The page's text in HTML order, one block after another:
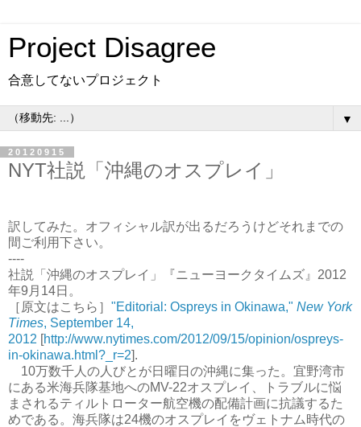
Project Disagree
合意してないプロジェクト
▼
20120915
NYT社説「沖縄のオスプレイ」
訳してみた。オフィシャル訳が出るだろうけどそれまでの
間ご利用下さい。
----
社説「沖縄のオスプレイ」『ニューヨークタイムズ』2012
年9月14日。
［原文はこちら］ "Editorial: Ospreys in Okinawa," New York
Times, September 14,
2012 [http://www.nytimes.com/2012/09/15/opinion/ospreys-
in-okinawa.html?_r=2].
10万数千人の人びとが日曜日の沖縄に集った。宜野湾市
にある米海兵隊基地へのMV-22オスプレイ、トラブルに悩
まされるティルトローター航空機の配備計画に抗議するた
めである。海兵隊は24機のオスプレイをヴェトナム時代の